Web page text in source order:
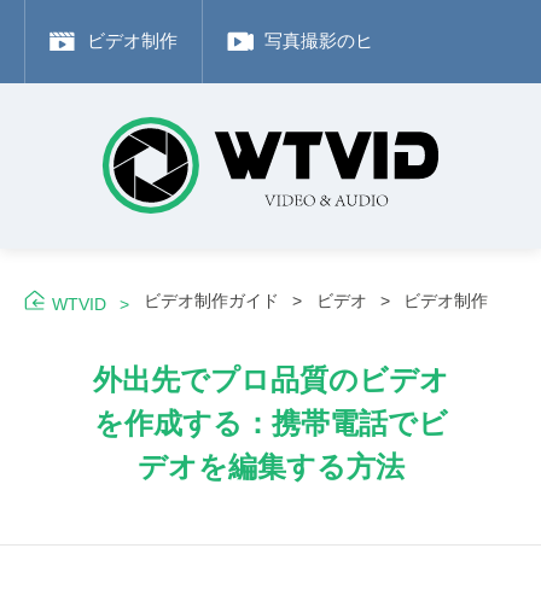
ビデオ制作 写真撮影のヒント
WTVID ビデオ制作ガイド ビデオ ビデオ制作
外出先でプロ品質のビデオ
を作成する：携帯電話でビ
デオを編集する方法